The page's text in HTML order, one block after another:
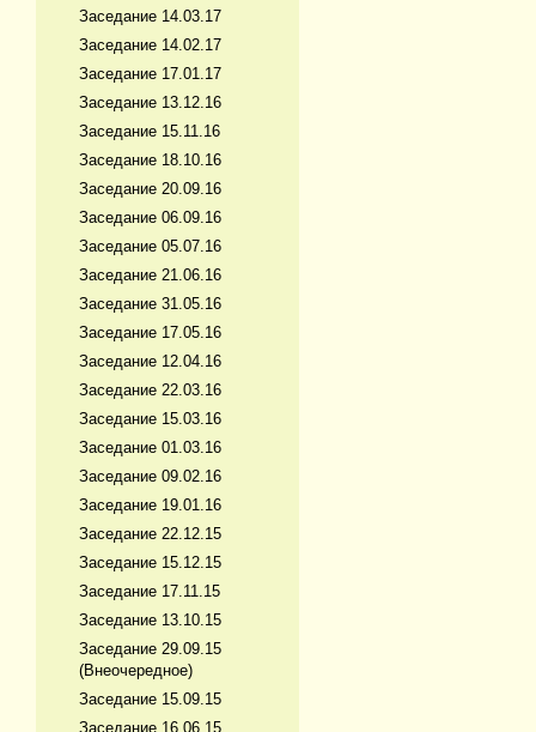
Заседание 14.03.17
Заседание 14.02.17
Заседание 17.01.17
Заседание 13.12.16
Заседание 15.11.16
Заседание 18.10.16
Заседание 20.09.16
Заседание 06.09.16
Заседание 05.07.16
Заседание 21.06.16
Заседание 31.05.16
Заседание 17.05.16
Заседание 12.04.16
Заседание 22.03.16
Заседание 15.03.16
Заседание 01.03.16
Заседание 09.02.16
Заседание 19.01.16
Заседание 22.12.15
Заседание 15.12.15
Заседание 17.11.15
Заседание 13.10.15
Заседание 29.09.15
(Внеочередное)
Заседание 15.09.15
Заседание 16.06.15